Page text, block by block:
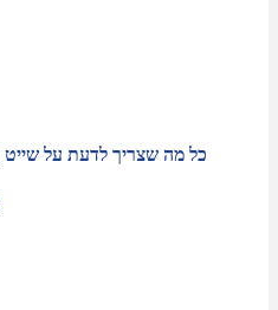
כל מה שצריך לדעת על שייט